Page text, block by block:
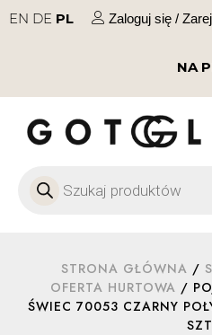
EN DE PL Zaloguj się /
NA
STRONA GŁÓWNA /
OFERTA HURTOWA /
ŚWIEC 70053 CZARNY